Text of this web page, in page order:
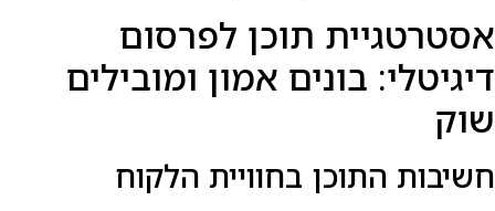
אסטרטגיית תוכן לפרסום
דיגיטלי: בונים אמון ומובילים
שוק
חשיבות התוכן בחוויית הלקוח